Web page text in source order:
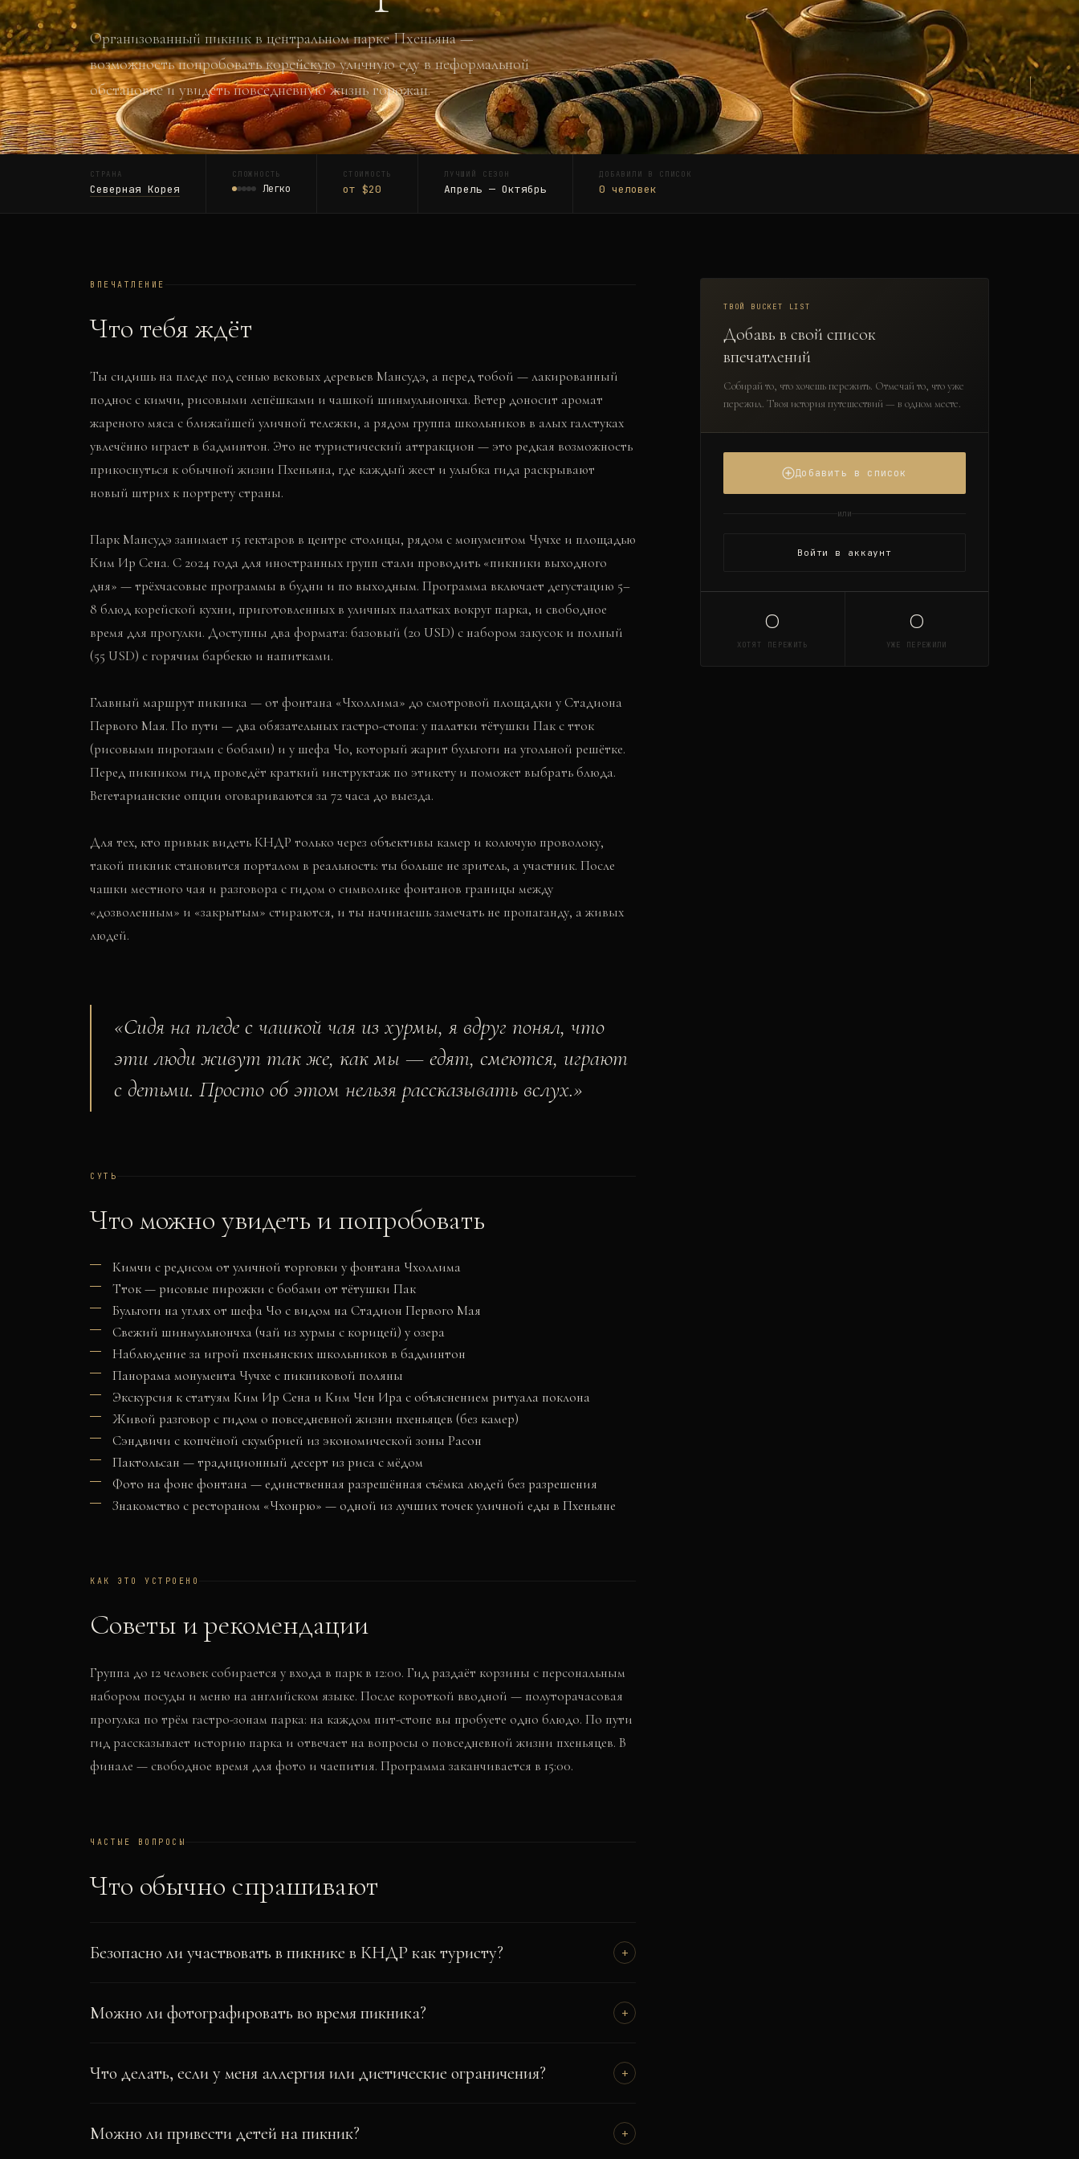
Организованный пикник в центральном парке Пхеньяна —
возможность попробовать корейскую уличную еду в неформальной
обстановке и увидеть повседневную жизнь горожан.
SCROLL
СТРАНА
Северная Корея
СЛОЖНОСТЬ
Легко
СТОИМОСТЬ
от $20
ЛУЧШИЙ СЕЗОН
Апрель — Октябрь
ДОБАВИЛИ В СПИСОК
0 человек
ВПЕЧАТЛЕНИЕ
Что тебя ждёт
Ты сидишь на пледе под сенью вековых деревьев Мансудэ, а перед тобой — лакированный
поднос с кимчи, рисовыми лепёшками и чашкой шинмульнончха. Ветер доносит аромат
жареного мяса с ближайшей уличной тележки, а рядом группа школьников в алых галстуках
увлечённо играет в бадминтон. Это не туристический аттракцион — это редкая возможность
прикоснуться к обычной жизни Пхеньяна, где каждый жест и улыбка гида раскрывают
новый штрих к портрету страны.
Парк Мансудэ занимает 15 гектаров в центре столицы, рядом с монументом Чучхе и площадью
Ким Ир Сена. С 2024 года для иностранных групп стали проводить «пикники выходного
дня» — трёхчасовые программы в будни и по выходным. Программа включает дегустацию 5–
8 блюд корейской кухни, приготовленных в уличных палатках вокруг парка, и свободное
время для прогулки. Доступны два формата: базовый (20 USD) с набором закусок и полный
(55 USD) с горячим барбекю и напитками.
Главный маршрут пикника — от фонтана «Чхоллима» до смотровой площадки у Стадиона
Первого Мая. По пути — два обязательных гастро-стопа: у палатки тётушки Пак с тток
(рисовыми пирогами с бобами) и у шефа Чо, который жарит бульгоги на угольной решётке.
Перед пикником гид проведёт краткий инструктаж по этикету и поможет выбрать блюда.
Вегетарианские опции оговариваются за 72 часа до выезда.
Для тех, кто привык видеть КНДР только через объективы камер и колючую проволоку,
такой пикник становится порталом в реальность: ты больше не зритель, а участник. После
чашки местного чая и разговора с гидом о символике фонтанов границы между
«дозволенным» и «закрытым» стираются, и ты начинаешь замечать не пропаганду, а живых
людей.
«Сидя на пледе с чашкой чая из хурмы, я вдруг понял, что
эти люди живут так же, как мы — едят, смеются, играют
с детьми. Просто об этом нельзя рассказывать вслух.»
СУТЬ
Что можно увидеть и попробовать
Кимчи с редисом от уличной торговки у фонтана Чхоллима
Тток — рисовые пирожки с бобами от тётушки Пак
Бульгоги на углях от шефа Чо с видом на Стадион Первого Мая
Свежий шинмульнончха (чай из хурмы с корицей) у озера
Наблюдение за игрой пхеньянских школьников в бадминтон
Панорама монумента Чучхе с пикниковой поляны
Экскурсия к статуям Ким Ир Сена и Ким Чен Ира с объяснением ритуала поклона
Живой разговор с гидом о повседневной жизни пхеньяцев (без камер)
Сэндвичи с копчёной скумбрией из экономической зоны Расон
Пактольсан — традиционный десерт из риса с мёдом
Фото на фоне фонтана — единственная разрешённая съёмка людей без разрешения
Знакомство с рестораном «Чхонрю» — одной из лучших точек уличной еды в Пхеньяне
КАК ЭТО УСТРОЕНО
Советы и рекомендации
Группа до 12 человек собирается у входа в парк в 12:00. Гид раздаёт корзины с персональным
набором посуды и меню на английском языке. После короткой вводной — полуторачасовая
прогулка по трём гастро-зонам парка: на каждом пит-стопе вы пробуете одно блюдо. По пути
гид рассказывает историю парка и отвечает на вопросы о повседневной жизни пхеньяцев. В
финале — свободное время для фото и чаепития. Программа заканчивается в 15:00.
ЧАСТЫЕ ВОПРОСЫ
Что обычно спрашивают
Безопасно ли участвовать в пикнике в КНДР как туристу? +
Можно ли фотографировать во время пикника? +
Что делать, если у меня аллергия или диетические ограничения? +
Можно ли привести детей на пикник? +
ТВОЙ BUCKET LIST
Добавь в свой список
впечатлений
Собирай то, что хочешь пережить. Отмечай то, что уже
пережил. Твоя история путешествий — в одном месте.
Добавить в список
или
Войти в аккаунт
0
ХОТЯТ ПЕРЕЖИТЬ
0
УЖЕ ПЕРЕЖИЛИ